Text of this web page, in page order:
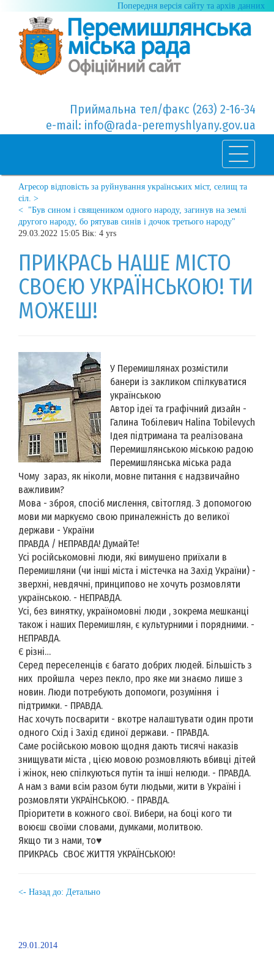
Попередня версія сайту та архів данних
Приймальна тел/факс (263) 2-16-34
e-mail: info@rada-peremyshlyany.gov.ua
Агресор відповість за руйнування українських міст, селищ та
сіл. >
< "Був сином і священиком одного народу, загинув на землі
другого народу, бо рятував синів і дочок третього народу"
29.03.2022 15:05 Вік: 4 yrs
ПРИКРАСЬ НАШЕ МІСТО
СВОЄЮ УКРАЇНСЬКОЮ! ТИ
МОЖЕШ!
У Перемишлянах розмістили
банери із закликом спілкуватися
українською
Автор ідеї та графічний дизайн -
Галина Тобілевич Halina Tobilevych
Ідея підтримана та реалізована
Перемишлянською міською радою
Перемишлянська міська рада
Чому зараз, як ніколи, мовне питання є надзвичайно
важливим?
Мова - зброя, спосіб мислення, світогляд. З допомогою
мови ми маркуємо свою приналежність до великої
держави - України
ПРАВДА / НЕПРАВДА! ДумайТе!
Усі російськомовні люди, які вимушено приїхали в
Перемишляни (чи інші міста і містечка на Захід України) -
зверхні, невдячні, принципово не хочуть розмовляти
українською. - НЕПРАВДА.
Усі, без винятку, україномовні люди , зокрема мешканці
також і наших Перемишлян, є культурними і порядними. -
НЕПРАВДА.
Є різні…
Серед переселенців є багато добрих людей. Більшість з
них пройшла через пекло, про яке ми знаємо лише з
новин. Люди потребують допомоги, розуміння і
підтримки. - ПРАВДА.
Нас хочуть посварити - вкотре налаштувати один проти
одного Схід і Захід єдиної держави. - ПРАВДА.
Саме російською мовою щодня дають тисячі наказів
знищувати міста , цією мовою розмовляють вбивці дітей
і жінок, нею спілкуються путін та інші нелюди. - ПРАВДА.
А нам з вами всім разом бути людьми, жити в Україні і
розмовляти УКРАЇНСЬКОЮ. - ПРАВДА.
Пріоритети в кожного свої. Вибери, на боці кого ти
воюєш своїми словами, думками, молитвою.
Якщо ти з нами, то♥
ПРИКРАСЬ СВОЄ ЖИТТЯ УКРАЇНСЬКОЮ!
<- Назад до: Детально
29.01.2014